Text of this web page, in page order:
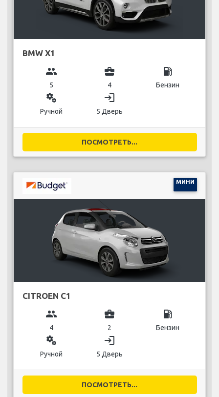
BMW X1
group
5
business_center
4
local_gas_station
Бензин
miscellaneous_services
Ручной
login
5 Дверь
ПОСМОТРЕТЬ...
МИНИ
CITROEN C1
group
4
business_center
2
local_gas_station
Бензин
miscellaneous_services
Ручной
login
5 Дверь
ПОСМОТРЕТЬ...